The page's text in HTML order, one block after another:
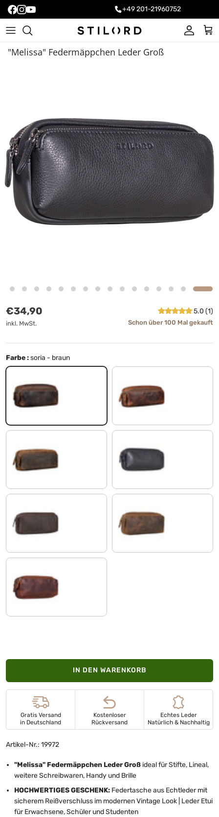
+49 201-21960752
Konto
"Melissa" Federmäppchen Leder Groß
Normaler Preis
€34,90
inkl. MwSt.
5.0 (1)
Schon über 100 Mal gekauft
Farbe :soria - braun
soria - braun sesto - cognac
kreta - braun schwarz
dunkel - braun mittel - braun
kara - cognac
IN DEN WARENKORB
Gratis Versand
in Deutschland
Kostenloser
Rückversand
Echtes Leder
Natürlich & Nachhaltig
Artikel-Nr.: 19972
"Melissa" Federmäppchen Leder Groß ideal für Stifte, Lineal,
weitere Schreibwaren, Handy und Brille
HOCHWERTIGES GESCHENK: Federtasche aus Echtleder mit
sicherem Reißverschluss im modernen Vintage Look | Leder Etui
für Erwachsene, Schüler und Studenten